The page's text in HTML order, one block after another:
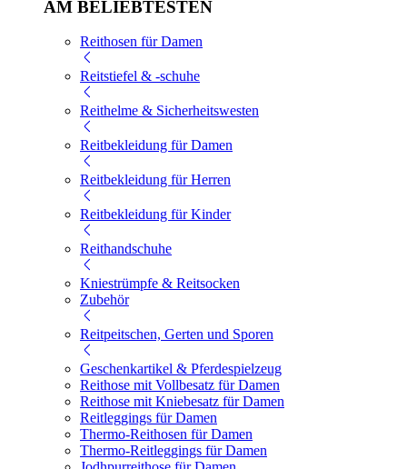
AM BELIEBTESTEN
Reithosen für Damen
Reitstiefel & -schuhe
Reithelme & Sicherheitswesten
Reitbekleidung für Damen
Reitbekleidung für Herren
Reitbekleidung für Kinder
Reithandschuhe
Kniestrümpfe & Reitsocken
Zubehör
Reitpeitschen, Gerten und Sporen
Geschenkartikel & Pferdespielzeug
Reithose mit Vollbesatz für Damen
Reithose mit Kniebesatz für Damen
Reitleggings für Damen
Thermo-Reithosen für Damen
Thermo-Reitleggings für Damen